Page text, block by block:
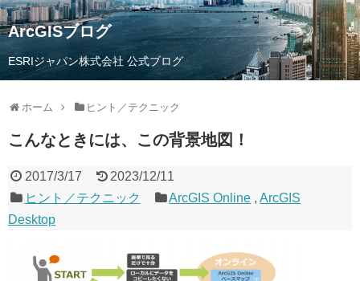
ArcGISブログ
ESRIジャパン株式会社 公式ブログ
ホーム ヒント／テクニック
こんなときには、この背景地図！
2017/3/17
2023/12/11
ヒント／テクニック
ArcGIS Online ,ArcGIS
Desktop